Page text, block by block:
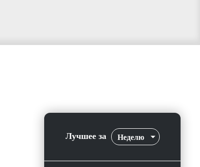
Лучшее за Неделю